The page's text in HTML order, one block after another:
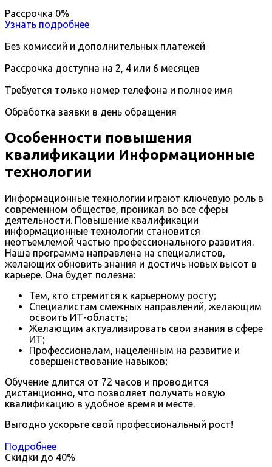
Рассрочка 0%
Узнать подробнее
Без комиссий и дополнительных платежей
Рассрочка доступна на 2, 4 или 6 месяцев
Требуется только номер телефона и полное имя
Обработка заявки в день обращения
Особенности повышения
квалификации Информационные
технологии
Информационные технологии играют ключевую роль в
современном обществе, проникая во все сферы
деятельности. Повышение квалификации
информационные технологии становится
неотъемлемой частью профессионального развития.
Наша программа направлена на специалистов,
желающих обновить знания и достичь новых высот в
карьере. Она будет полезна:
Тем, кто стремится к карьерному росту;
Специалистам смежных направлений, желающим
освоить ИТ-область;
Желающим актуализировать свои знания в сфере
ИТ;
Профессионалам, нацеленным на развитие и
совершенствование навыков;
Обучение длится от 72 часов и проводится
дистанционно, что позволяет получать новую
квалификацию в удобное время и месте.
Выгодно ускорьте свой профессиональный рост!
Подробнее
Скидки до 40%